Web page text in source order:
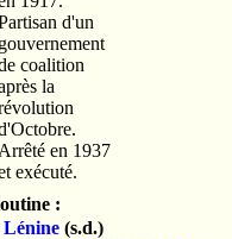
d'un
gouvernement
coalition
la
Arrêté en 1937
exécuté.
:
Lénine(s.d.)